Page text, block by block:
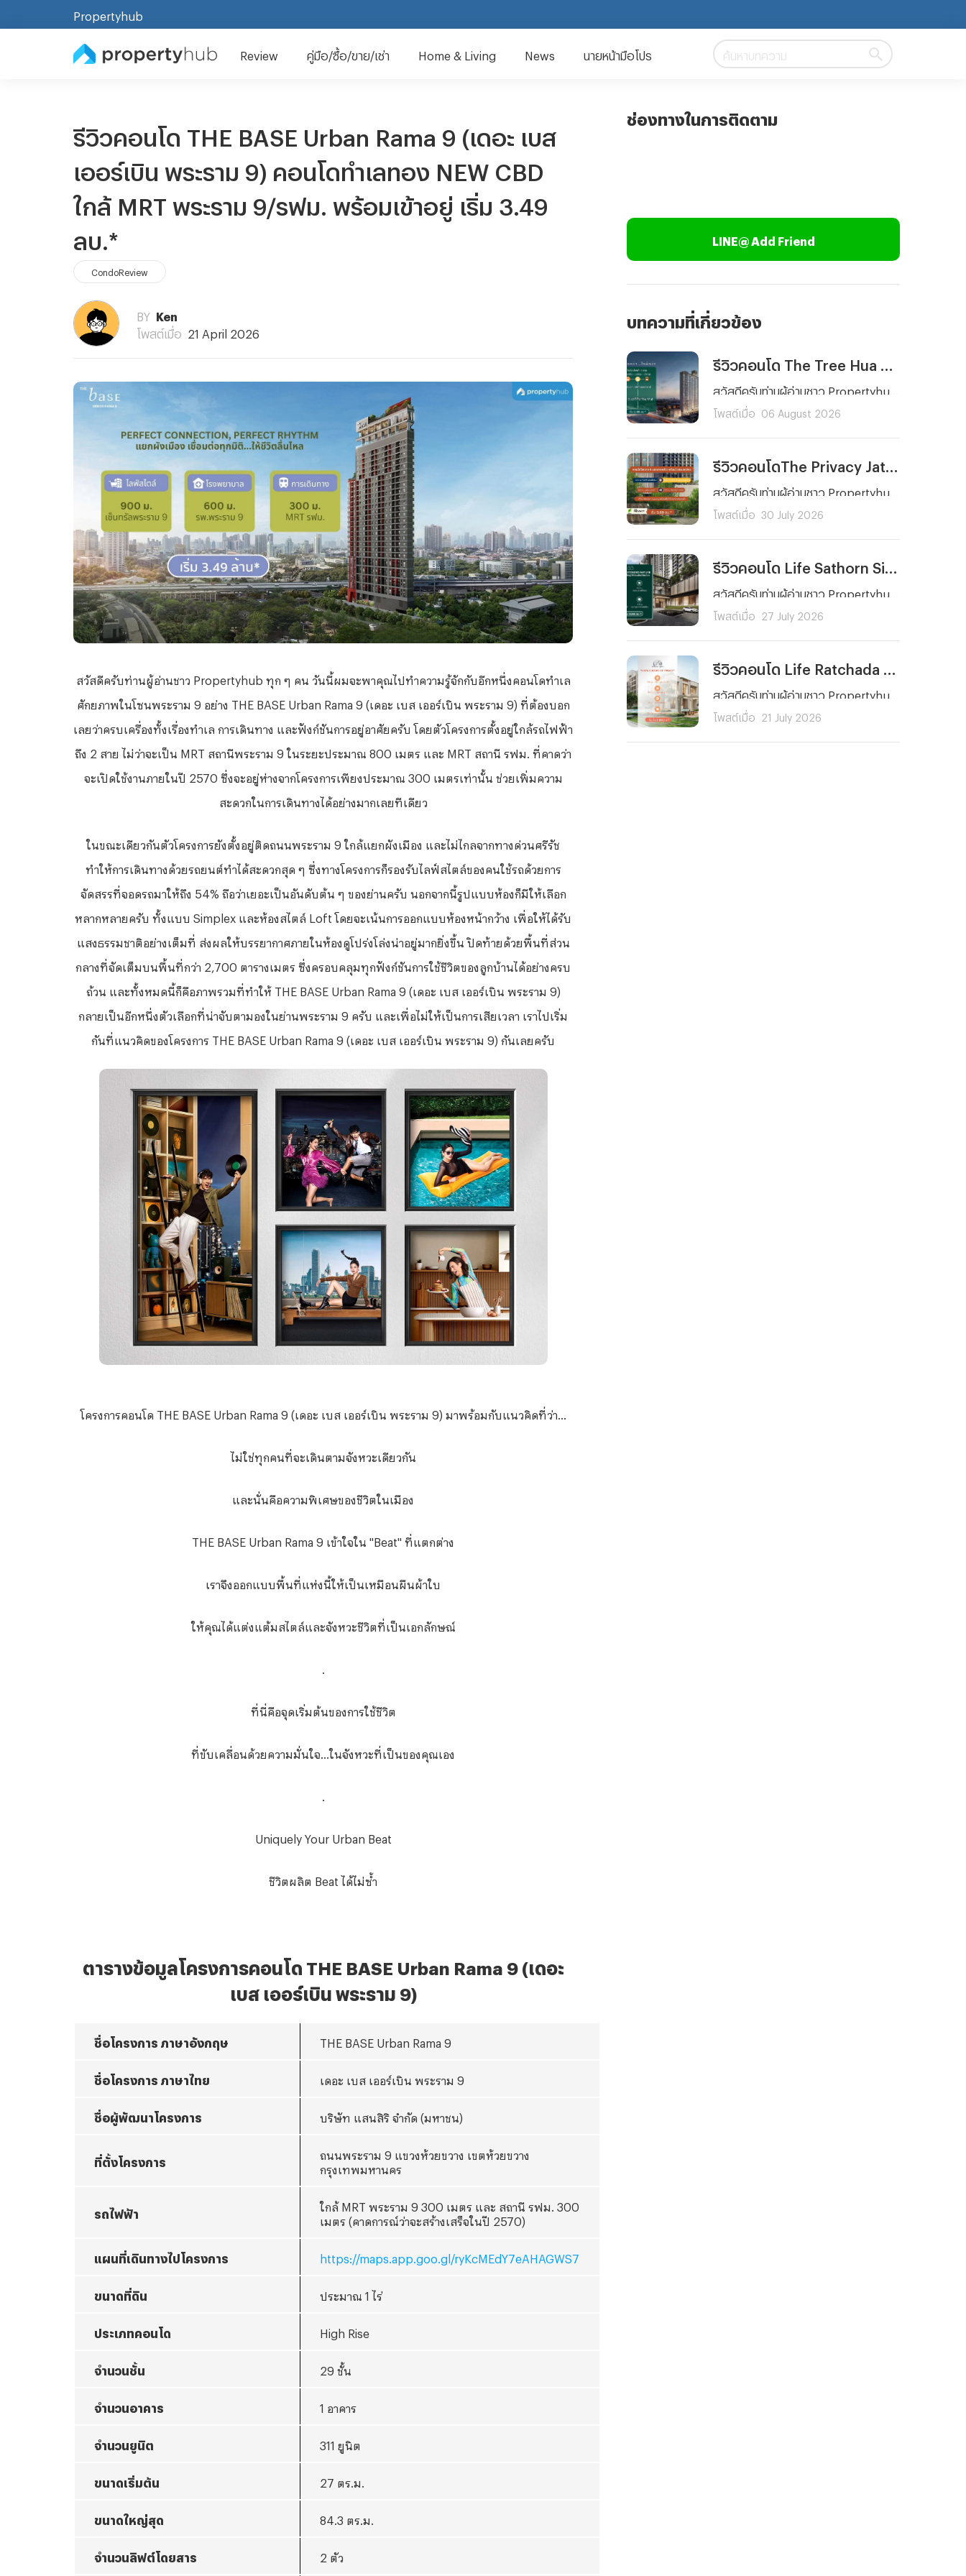
Propertyhub
Review คู่มือ/ซื้อ/ขาย/เช่า Home & Living News นายหน้ามือโปร ค้นหาบทความ
รีวิวคอนโด THE BASE Urban Rama 9 (เดอะ เบส
เออร์เบิน พระราม 9) คอนโดทำเลทอง NEW CBD
ใกล้ MRT พระราม 9/รฟม. พร้อมเข้าอยู่ เริ่ม 3.49
ลบ.*
CondoReview
BY
Ken
โพสต์เมื่อ
21 April 2026
สวัสดีครับท่านผู้อ่านชาว Propertyhub ทุก ๆ คน วันนี้ผมจะพาคุณไปทำความรู้จักกับอีกหนึ่งคอนโดทำเล
ศักยภาพในโซนพระราม 9 อย่าง THE BASE Urban Rama 9 (เดอะ เบส เออร์เบิน พระราม 9) ที่ต้องบอก
เลยว่าครบเครื่องทั้งเรื่องทำเล การเดินทาง และฟังก์ชันการอยู่อาศัยครับ โดยตัวโครงการตั้งอยู่ใกล้รถไฟฟ้า
ถึง 2 สาย ไม่ว่าจะเป็น MRT สถานีพระราม 9 ในระยะประมาณ 800 เมตร และ MRT สถานี รฟม. ที่คาดว่า
จะเปิดใช้งานภายในปี 2570 ซึ่งจะอยู่ห่างจากโครงการเพียงประมาณ 300 เมตรเท่านั้น ช่วยเพิ่มความ
สะดวกในการเดินทางได้อย่างมากเลยทีเดียว
ในขณะเดียวกันตัวโครงการยังตั้งอยู่ติดถนนพระราม 9 ใกล้แยกผังเมือง และไม่ไกลจากทางด่วนศรีรัช
ทำให้การเดินทางด้วยรถยนต์ทำได้สะดวกสุด ๆ ซึ่งทางโครงการก็รองรับไลฟ์สไตล์ของคนใช้รถด้วยการ
จัดสรรที่จอดรถมาให้ถึง 54% ถือว่าเยอะเป็นอันดับต้น ๆ ของย่านครับ นอกจากนี้รูปแบบห้องก็มีให้เลือก
หลากหลายครับ ทั้งแบบ Simplex และห้องสไตล์ Loft โดยจะเน้นการออกแบบห้องหน้ากว้าง เพื่อให้ได้รับ
แสงธรรมชาติอย่างเต็มที่ ส่งผลให้บรรยากาศภายในห้องดูโปร่งโล่งน่าอยู่มากยิ่งขึ้น ปิดท้ายด้วยพื้นที่ส่วน
กลางที่จัดเต็มบนพื้นที่กว่า 2,700 ตารางเมตร ซึ่งครอบคลุมทุกฟังก์ชันการใช้ชีวิตของลูกบ้านได้อย่างครบ
ถ้วน และทั้งหมดนี้ก็คือภาพรวมที่ทำให้ THE BASE Urban Rama 9 (เดอะ เบส เออร์เบิน พระราม 9)
กลายเป็นอีกหนึ่งตัวเลือกที่น่าจับตามองในย่านพระราม 9 ครับ และเพื่อไม่ให้เป็นการเสียเวลา เราไปเริ่ม
กันที่แนวคิดของโครงการ THE BASE Urban Rama 9 (เดอะ เบส เออร์เบิน พระราม 9) กันเลยครับ
โครงการคอนโด THE BASE Urban Rama 9 (เดอะ เบส เออร์เบิน พระราม 9) มาพร้อมกับแนวคิดที่ว่า...
ไม่ใช่ทุกคนที่จะเดินตามจังหวะเดียวกัน
และนั่นคือความพิเศษของชีวิตในเมือง
THE BASE Urban Rama 9 เข้าใจใน "Beat" ที่แตกต่าง
เราจึงออกแบบพื้นที่แห่งนี้ให้เป็นเหมือนผืนผ้าใบ
ให้คุณได้แต่งแต้มสไตล์และจังหวะชีวิตที่เป็นเอกลักษณ์
ที่นี่คือจุดเริ่มต้นของการใช้ชีวิต
ที่ขับเคลื่อนด้วยความมั่นใจ...ในจังหวะที่เป็นของคุณเอง
Uniquely Your Urban Beat
ชีวิตผลิต Beat ได้ไม่ซ้ำ
ตารางข้อมูลโครงการคอนโด THE BASE Urban Rama 9 (เดอะ
เบส เออร์เบิน พระราม 9)
ชื่อโครงการ ภาษาอังกฤษ THE BASE Urban Rama9
ชื่อโครงการ ภาษาไทย เดอะ เบส เออร์เบิน พระราม 9
ชื่อผู้พัฒนาโครงการ บริษัท แสนสิริ จํากัด (มหาชน)
ที่ตั้งโครงการ
ถนนพระราม 9 แขวงห้วยขวาง เขตห้วยขวาง
กรุงเทพมหานคร
รถไฟฟ้า
ใกล้ MRTพระราม 9 300 เมตร และ สถานี รฟม. 300
เมตร (คาดการณ์ว่าจะสร้างเสร็จในปี 2570)
แผนที่เดินทางไปโครงการ https://maps.app.goo.gl/ryKcMEdY7eAHAGWS7
ขนาดที่ดิน ประมาณ 1 ไร่
ประเภทคอนโด High Rise
จำนวนชั้น 29ชั้น
จำนวนอาคาร 1 อาคาร
จำนวนยูนิต 311 ยูนิต
ขนาดเริ่มต้น 27 ตร.ม.
ขนาดใหญ่สุด 84.3 ตร.ม.
จำนวนลิฟต์โดยสาร 2 ตัว
ช่องทางในการติดตาม
LINE@ Add Friend
บทความที่เกี่ยวข้อง
โพสต์เมื่อ 06 August 2026
โพสต์เมื่อ 30 July 2026
โพสต์เมื่อ 27 July 2026
โพสต์เมื่อ 21 July 2026